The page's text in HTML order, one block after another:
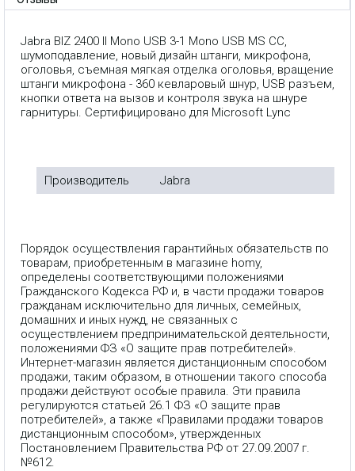
Jabra BIZ 2400 II Mono USB 3-1 Mono USB MS CC,
шумоподавление, новый дизайн штанги, микрофона,
оголовья, съемная мягкая отделка оголовья, вращение
штанги микрофона - 360 кевларовый шнур, USB разъем,
кнопки ответа на вызов и контроля звука на шнуре
гарнитуры. Сертифицировано для Microsoft Lync
Производитель Jabra
Порядок осуществления гарантийных обязательств по
товарам, приобретенным в магазине homy,
определены соответствующими положениями
Гражданского Кодекса РФ и, в части продажи товаров
гражданам исключительно для личных, семейных,
домашних и иных нужд, не связанных с
осуществлением предпринимательской деятельности,
положениями ФЗ «О защите прав потребителей».
Интернет-магазин является дистанционным способом
продажи, таким образом, в отношении такого способа
продажи действуют особые правила. Эти правила
регулируются статьей 26.1 ФЗ «О защите прав
потребителей», а также «Правилами продажи товаров
дистанционным способом», утвержденных
Постановлением Правительства РФ от 27.09.2007 г.
№612.